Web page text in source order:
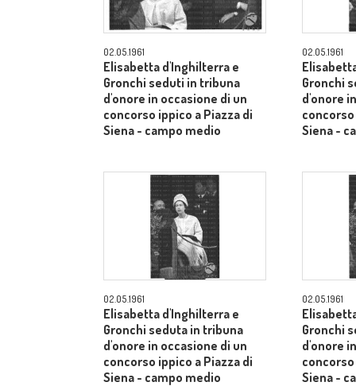
02.05.1961
Elisabetta d'Inghilterra e
Gronchi seduti in tribuna
d'onore in occasione di un
concorso ippico a Piazza di
Siena - campo medio
02.05.1961
Gronchi
d'onore
Siena -
02.05.1961
Elisabetta d'Inghilterra e
Gronchi seduta in tribuna
d'onore in occasione di un
concorso ippico a Piazza di
Siena - campo medio
02.05.1961
Gronchi
d'onore
Siena -